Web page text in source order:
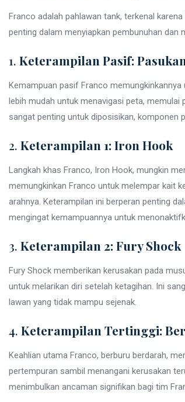
Franco adalah pahlawan tank, terkenal
penting dalam menyiapkan pembunuhan dan
1. Keterampilan Pasif:
Kemampuan pasif Franco
lebih mudah untuk menavigasi peta, memulai
sangat penting untuk diposisikan, komponen
2. Keterampilan 1: Iron Hook
Langkah khas Franco, Iron Hook, mungkin
memungkinkan Franco untuk melempar kait
arahnya. Keterampilan ini berperan penting
mengingat kemampuannya untuk
3. Keterampilan 2: Fury Shock
Fury Shock memberikan kerusakan pada
untuk melarikan diri setelah ketagihan. Ini
lawan yang tidak mampu sejenak.
4. Keterampilan Tertinggi:
Keahlian utama Franco, berburu berdarah,
pertempuran sambil menangani kerusakan
menimbulkan ancaman signifikan bagi tim